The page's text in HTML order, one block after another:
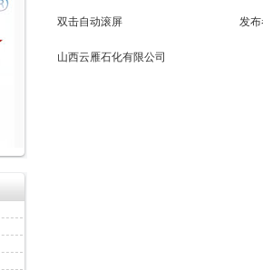
双击自动滚屏 发布
山西云雁石化有限公司